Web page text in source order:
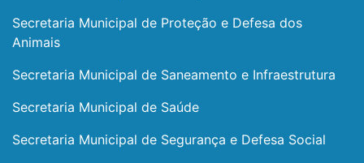
Secretaria Municipal de Proteção e Defesa dos
Animais
Secretaria Municipal de Saneamento e Infraestrutura
Secretaria Municipal de Saúde
Secretaria Municipal de Segurança e Defesa Social